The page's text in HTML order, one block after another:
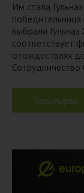
Им стала
выбрали
соответствует
отождествляя
Сотрудничество
Толығырақ